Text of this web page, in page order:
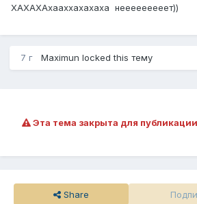
ХАХАХАхааххахахаха нееееееееет))
7 г Maximun locked this тему
Эта тема закрыта для
Share